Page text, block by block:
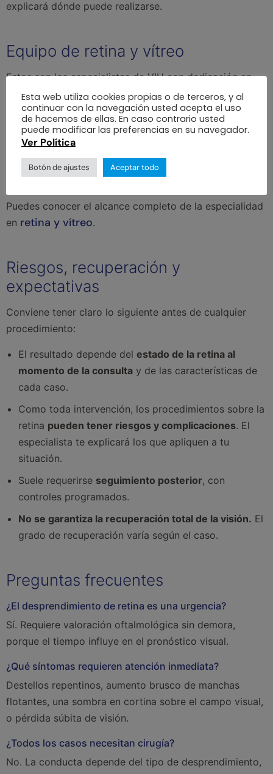
explicará dónde puede realizarse.
Equipo de retina y vítreo
Estos son los especialistas de VIU con dedicación en
retina y vítreo:
Luis Carlos Escaf
Sonia Escaf
Santiago Morales
Hildegard Piñeros
Karla Perdomo
Carlos Esteban Vélez
Puedes conocer el alcance completo de la especialidad
en retina y vítreo.
Riesgos, recuperación y
expectativas
Conviene tener claro lo siguiente antes de cualquier
procedimiento:
El resultado depende del estado de la retina al
momento de la consulta y de las características de
cada caso.
Como toda intervención, los procedimientos sobre la
retina pueden tener riesgos y complicaciones. El
especialista te explicará los que apliquen a tu
situación.
Suele requerirse seguimiento posterior, con
controles programados.
No se garantiza la recuperación total de la visión. El
grado de recuperación varía según el caso.
Preguntas frecuentes
¿El desprendimiento de retina es una urgencia?
Sí. Requiere valoración oftalmológica sin demora,
porque el tiempo influye en el pronóstico visual.
¿Qué síntomas requieren atención inmediata?
Destellos repentinos, aumento brusco de manchas
flotantes, una sombra en cortina sobre el campo visual,
o pérdida súbita de visión.
¿Todos los casos necesitan cirugía?
No. La conducta depende del tipo de desprendimiento,
Esta web utiliza cookies propias o de terceros, y al
continuar con la navegación usted acepta el uso
de hacemos de ellas. En caso contrario usted
puede modificar las preferencias en su navegador.
Ver Política
Botón de ajustes Aceptar todo